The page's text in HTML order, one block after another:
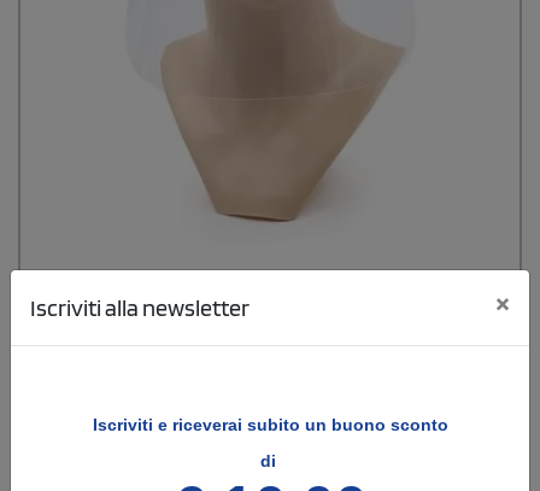
progettata per offrire massima protezione da spruzzi e schizzi.
Iscriviti alla newsletter ×
Iscriviti e riceverai subito un buono sconto
di